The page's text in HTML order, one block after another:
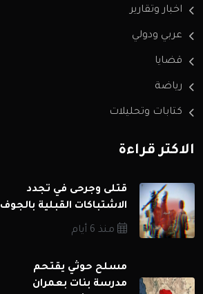
اخبار وتقارير
عربي ودولي
قضايا
رياضة
كتابات وتحليلات
الاكثر قراءة
قتلى وجرحى في تجدد
الاشتباكات القبلية بالجوف
منذ 6 أيام
مسلح حوثي يقتحم
مدرسة بنات بعمران